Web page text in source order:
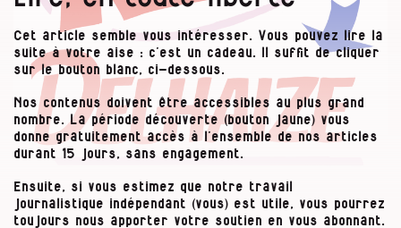
Kevin Cocquio.CC BY-SA
Cet article semble vous intéresser. Vous pouvez lire la
suite à votre aise : c’est un cadeau. Il suffit de cliquer
sur le bouton blanc, ci-dessous.
Nos contenus doivent être accessibles au plus grand
nombre. La période découverte (bouton jaune) vous
donne gratuitement accès à l’ensemble de nos articles
durant 15 jours, sans engagement.
Ensuite, si vous estimez que notre travail
journalistique indépendant (vous) est utile, vous pourrez
toujours nous apporter votre soutien en vous abonnant.